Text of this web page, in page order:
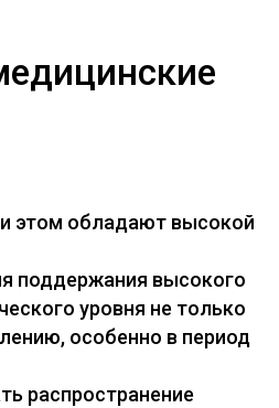
этом обладают высокой
поддержания высокого
уровня не только
особенно в период
распространение